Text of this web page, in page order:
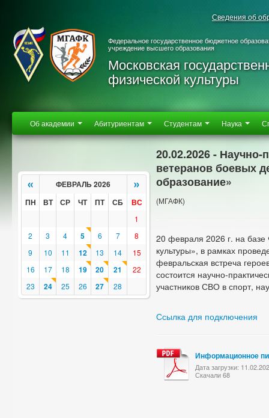
Сведения об
Федеральное государственное бюджетное
учреждение высшего образования
Московская
физической культуры
Об академии Абитуриентам Студентам Наука
« ФЕВРАЛЬ 2026 »
ПН ВТ СР ЧТ ПТ СБ ВС
1
2
3 4 5 6 7
8
9
10 11 12 13 14
15
16
17 18 19 20 21
22
23
24 25 26 27 28
20.02.2026 -
ветеранов боевых
образование»
(МГАФК)
20 февраля 2026 г. на
культуры», в рамках
февральская встреча
состоится научно-
участников СВО в спорт,
Ссылка для подключения
Информационное
Дата загрузки:
Скачали 68